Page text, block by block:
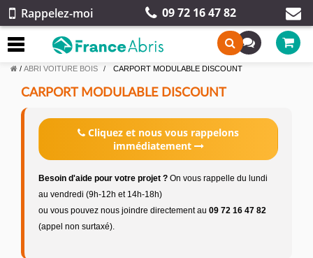
Rappelez-moi 09 72 16 47 82
/ ABRI VOITURE BOIS CARPORT MODULABLE DISCOUNT
CARPORT MODULABLE DISCOUNT
Cliquez et nous vous rappelons
immédiatement
Besoin d'aide pour votre projet ? On vous rappelle du lundi
au vendredi (9h-12h et 14h-18h)
ou vous pouvez nous joindre directement au 09 72 16 47 82
(appel non surtaxé).